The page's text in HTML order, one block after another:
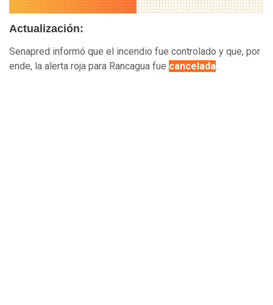
Actualización:
Senapred informó que el incendio fue controlado y que, por
ende, la alerta roja para Rancagua fue cancelada.